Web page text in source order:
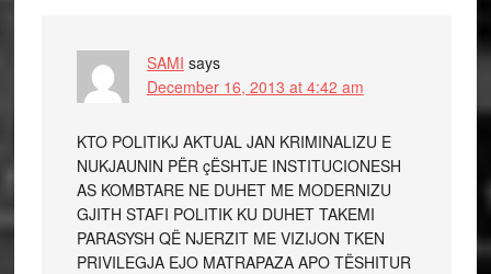
SAMI says
December 16, 2013 at 4:42 am
KTO POLITIKJ AKTUAL JAN KRIMINALIZU E
NUKJAUNIN PËR çËSHTJE INSTITUCIONESH
AS KOMBTARE NE DUHET ME MODERNIZU
GJITH STAFI POLITIK KU DUHET TAKEMI
PARASYSH QË NJERZIT ME VIZIJON TKEN
PRIVILEGJA EJO MATRAPAZA APO TËSHITUR